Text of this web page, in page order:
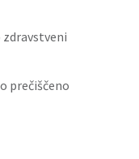
zdravstveni
prečiščeno